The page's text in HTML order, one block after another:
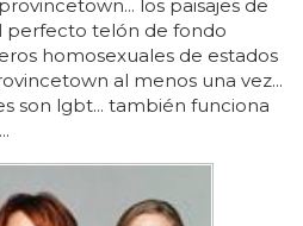
los paisajes de
perfecto telón de fondo
homosexuales de estados
al menos una vez...
son lgbt... también funciona